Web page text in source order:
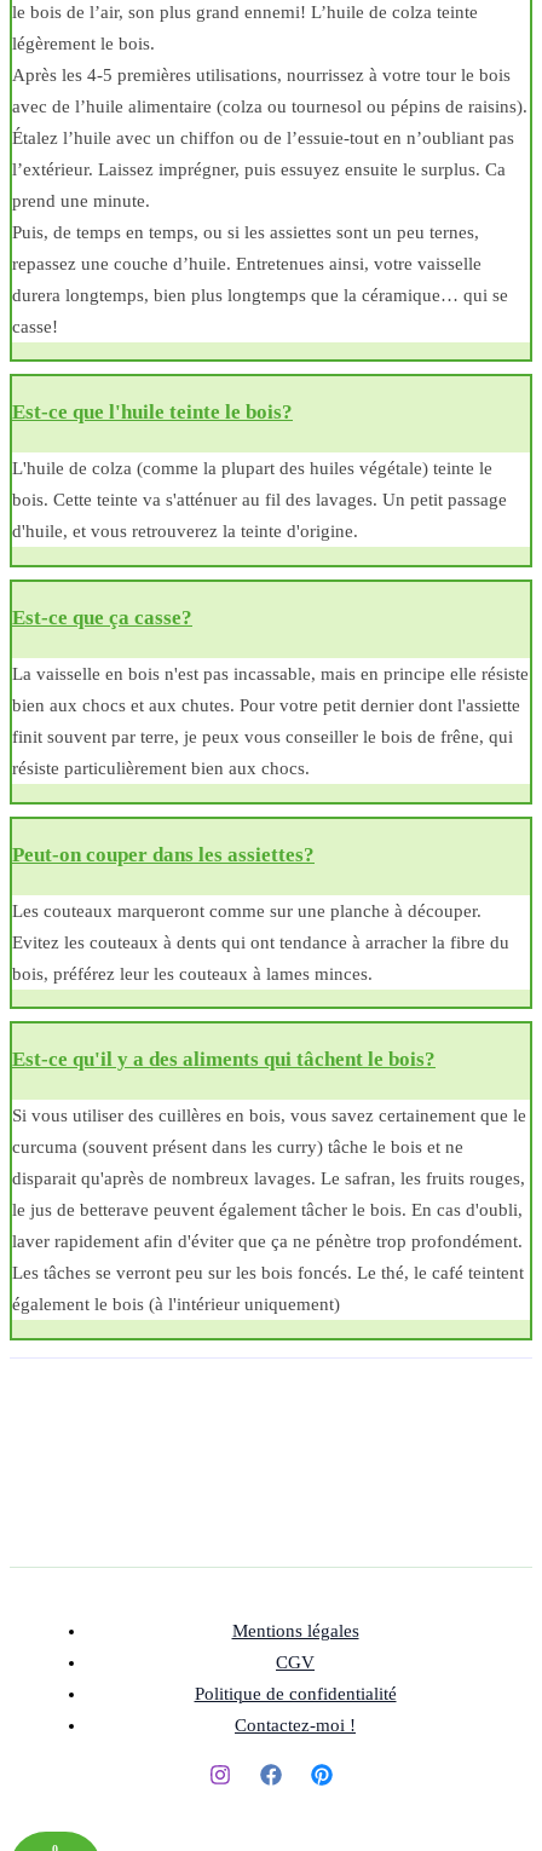
le bois de l’air, son plus grand ennemi! L’huile de colza teinte
légèrement le bois.
Après les 4-5 premières utilisations, nourrissez à votre tour le bois
avec de l’huile alimentaire (colza ou tournesol ou pépins de raisins).
Étalez l’huile avec un chiffon ou de l’essuie-tout en n’oubliant pas
l’extérieur. Laissez imprégner, puis essuyez ensuite le surplus. Ca
prend une minute.
Puis, de temps en temps, ou si les assiettes sont un peu ternes,
repassez une couche d’huile. Entretenues ainsi, votre vaisselle
durera longtemps, bien plus longtemps que la céramique… qui se
casse!
Est-ce que l'huile teinte le bois?
L'huile de colza (comme la plupart des huiles végétale) teinte le
bois. Cette teinte va s'atténuer au fil des lavages. Un petit passage
d'huile, et vous retrouverez la teinte d'origine.
Est-ce que ça casse?
La vaisselle en bois n'est pas incassable, mais en principe elle résiste
bien aux chocs et aux chutes. Pour votre petit dernier dont l'assiette
finit souvent par terre, je peux vous conseiller le bois de frêne, qui
résiste particulièrement bien aux chocs.
Peut-on couper dans les assiettes?
Les couteaux marqueront comme sur une planche à découper.
Evitez les couteaux à dents qui ont tendance à arracher la fibre du
bois, préférez leur les couteaux à lames minces.
Est-ce qu'il y a des aliments qui tâchent le bois?
Si vous utiliser des cuillères en bois, vous savez certainement que le
curcuma (souvent présent dans les curry) tâche le bois et ne
disparait qu'après de nombreux lavages. Le safran, les fruits rouges,
le jus de betterave peuvent également tâcher le bois. En cas d'oubli,
laver rapidement afin d'éviter que ça ne pénètre trop profondément.
Les tâches se verront peu sur les bois foncés. Le thé, le café teintent
également le bois (à l'intérieur uniquement)
Mentions légales
CGV
Politique de confidentialité
Contactez-moi !